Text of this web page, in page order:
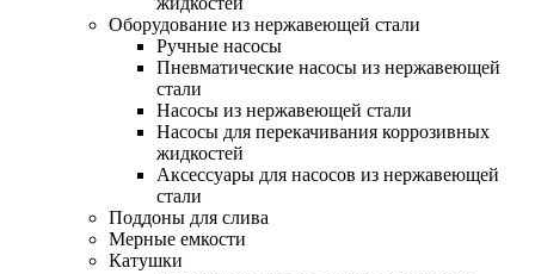
Оборудование из нержавеющей стали
Ручные насосы
Пневматические насосы из нержавеющей
стали
Насосы из нержавеющей стали
Насосы для перекачивания коррозивных
жидкостей
Аксессуары для насосов из нержавеющей
стали
Поддоны для слива
Мерные емкости
Катушки